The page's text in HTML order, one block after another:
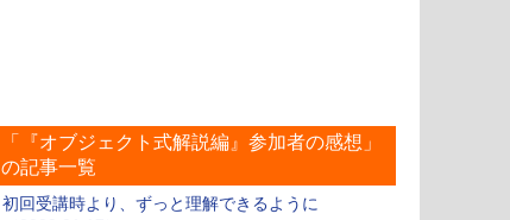
「『オブジェクト式解説編』参加者の感想」
の記事一覧
初回受講時より、ずっと理解できるように